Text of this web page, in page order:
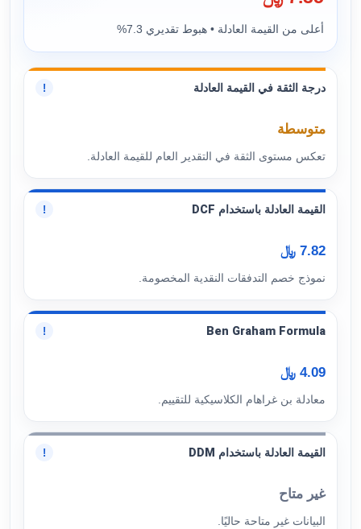
أعلى من القيمة العادلة • هبوط تقديري 7.3%
درجة الثقة في القيمة العادلة !
متوسطة
تعكس مستوى الثقة في التقدير العام للقيمة العادلة.
القيمة العادلة باستخدام DCF !
7.82 ﷼
نموذج خصم التدفقات النقدية المخصومة.
Ben Graham Formula
!
4.09 ﷼
معادلة بن غراهام الكلاسيكية للتقييم.
القيمة العادلة باستخدام DDM !
غير متاح
البيانات غير متاحة حاليًا.